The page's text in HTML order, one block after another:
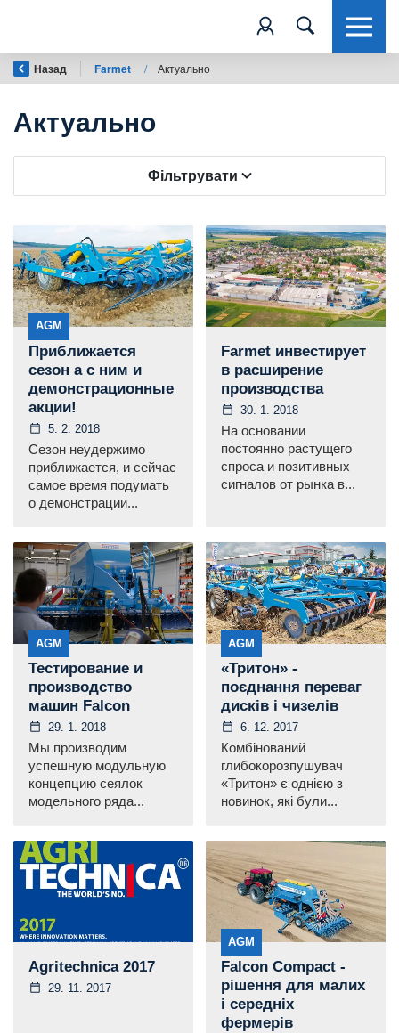
Назад Farmet / Актуально
Актуально
Фільтрувати
AGM
Приближается
сезон а с ним и
демонстрационные
акции!
5. 2. 2018
Сезон неудержимо
приближается, и сейчас
самое время подумать
о демонстрации...
Farmet инвестирует
в расширение
производства
30. 1. 2018
На основании
постоянно растущего
спроса и позитивных
сигналов от рынка в...
AGM
Тестирование и
производство
машин Falcon
29. 1. 2018
Мы производим
успешную модульную
концепцию сеялок
модельного ряда...
AGM
«Тритон» -
поєднання переваг
дисків і чизелів
6. 12. 2017
Комбінований
глибокорозпушувач
«Тритон» є однією з
новинок, які були...
Agritechnica 2017
29. 11. 2017
AGM
Falcon Compact -
рішення для малих
і середніх
фермерів